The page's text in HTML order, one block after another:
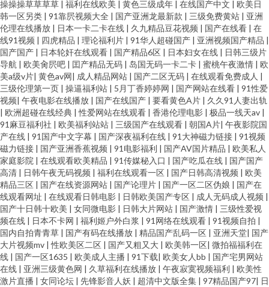
操操操草草草草 | 福利在线欧美 | 黄色三级成年 | 在线国产中文 | 欧美日
韩一区另类 | 91靠屄视频大全 | 国产亚洲龙最新款 | 三级免费黄站 | 亚洲
伦理在线播放 | 日本一卡二卡在线 | 久九精品豆花视频 | 国产在线看 | 在
线91视频 | 四虎精品 | 理论福利片 | 91华人超碰国产 | 亚洲视频国产精品 |
国产国产 | 日本轮奸在线观看 | 国产精品6区 | 日本妇女在线 | 日韩三级片
导航 | 欧美肏屄吧 | 囯产精品无码 | 岛国无码一卡二卡 | 蜜桃午夜激情 | 欧
美a级v片| 黄色av网| 成人精品网站 | 国产二区无码 | 在线观看免费成人 |
三级伦理第一页 | 操逼福利站 | 5月丁香婷婷网 | 国产网站在线看 | 91性爱
视频| 午夜电影在线播放 | 国产在线国产 | 要看黄色A片 | 久久91人妻出轨
| 欧洲超碰在线经典 |性爱网站在线观看 | 香港伦理电影 | 极品一线天av |
91麻豆福利社 | 欧美福利站站 | 三级国产在线观看 | 朝国A片| 午夜影院国
产在线 | 91国产中文字幕 | 国产深夜福利在线 | 91大神磁力链接 | 91视频
磁力链接 | 国产亚洲香蕉视频 | 91电影福利 | 国产AV国片精品 | 欧美私人
家庭影院 | 在线观看欧美精品 | 91传媒秘入口 | 国产吃瓜在线 | 国产国产
高清 | 日韩午夜无码视频 | 福利在线观看一区 | 国产日韩高清视频 | 欧美
精品三区 | 国产在线资源网站 | 国产论理片 | 国产一区二区伪娘 | 国产在
线观看网址 | 在线观看日韩电影 | 日韩欧美国产专区 | 成人无码成人视频 |
国产十日韩十欧美 | 女同微电影 | 日韩大片网站 | 国产激情 | 三级性爱视
频在线 | 日本不卡网 | 福利姬户外白浆 | 91网络在线观看 | 91视频自拍 |
国内自拍青青草 | 国产有码在线播放 | 精品国产乱码一区 | 亚洲天堂| 国产
大片视频mv |性欧美区二区 | 国产又粗又大 | 欧美韩一区| 微拍福福利在
线 | 国产一区1635 | 欧美成人主播 | 91下载| 欧美女人bb | 国产宅男网站
在线 | 亚洲三级黄色网 | 久草福利在线播放 | 午夜寂寞视频福利 | 欧美性
激片直播 | 女同论坛 | 先锋影音人妖 | 超清中文版全集 | 97精品国产97| 日